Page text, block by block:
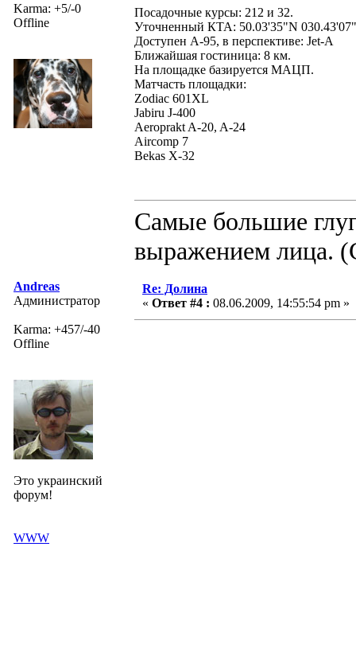
Karma: +5/-0
Offline
Посадочные курсы: 212 и 32.
Уточненный КТА: 50.03'35"N
Доступен А-95, в перспективе: Jet-A
Ближайшая гостиница: 8 км.
На площадке базируется МАЦП.
Матчасть площадки:
Zodiac 601XL
Jabiru J-400
Aeroprakt A-20, A-24
Aircomp 7
Bekas X-32
Самые большие
выражением лица.
Andreas
Администратор
Karma: +457/-40
Offline
Это украинский
форум!
WWW
Re: Долина
« Ответ #4 : 08.06.2009, 14:55:54 pm »